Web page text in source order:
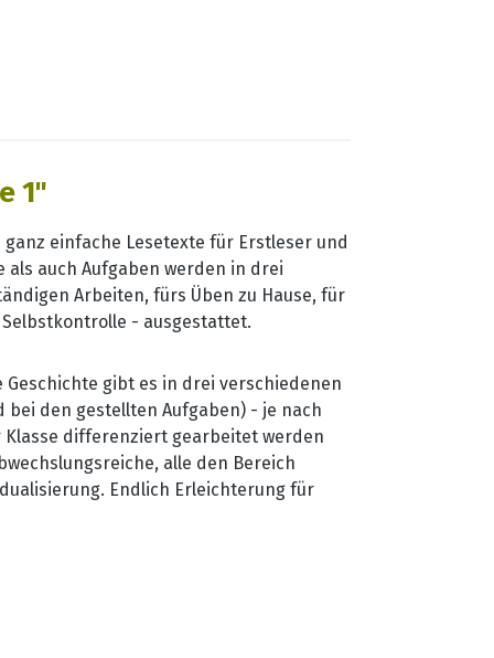
1"
einfache Lesetexte für Erstleser und
als auch Aufgaben werden in drei
Arbeiten, fürs Üben zu Hause, für
- ausgestattet.
gibt es in drei verschiedenen
den gestellten Aufgaben) - je nach
differenziert gearbeitet werden
alle den Bereich
Endlich Erleichterung für